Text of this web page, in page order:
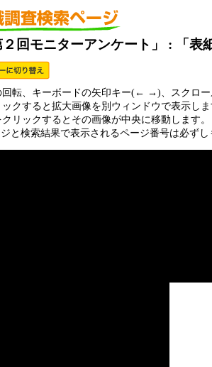
２回モニターアンケート」 : 「表
回転、キーボードの矢印キー(← →)、スクロ
クすると拡大画像を別ウィンドウで表示し
リックするとその画像が中央に移動します。
と検索結果で表示されるページ番号は必ず